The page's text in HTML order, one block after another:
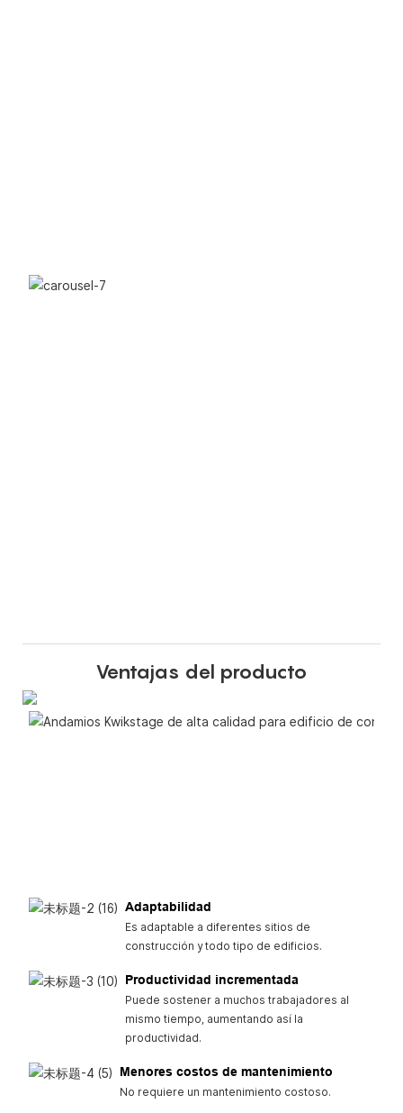
Ventajas del producto
Adaptabilidad
Es adaptable a diferentes sitios de
construcción y todo tipo de edificios.
Productividad incrementada
Puede sostener a muchos trabajadores al
mismo tiempo, aumentando así la
productividad.
Menores costos de mantenimiento
No requiere un mantenimiento costoso.